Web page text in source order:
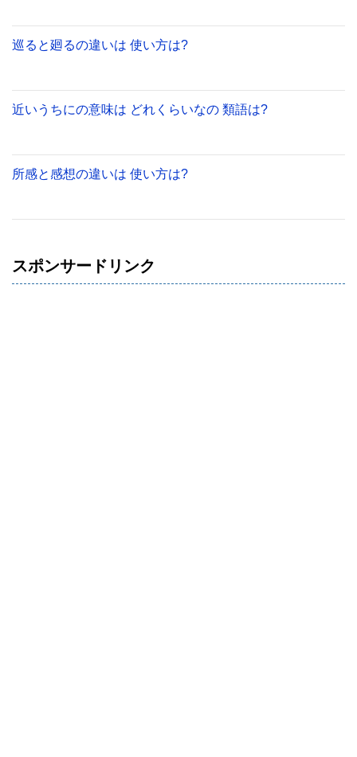
巡ると廻るの違いは 使い方は?
近いうちにの意味は どれくらいなの 類語は?
所感と感想の違いは 使い方は?
スポンサードリンク